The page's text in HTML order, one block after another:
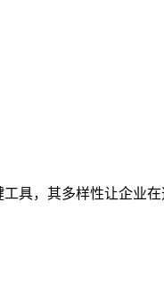
具，其多样性让企业